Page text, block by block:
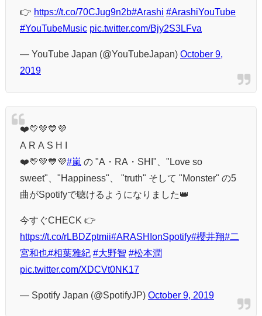
👉 https://t.co/70CJug9n2b#Arashi #ArashiYouTube
#YouTubeMusic pic.twitter.com/Bjy2S3LFva
— YouTube Japan (@YouTubeJapan) October 9,
2019
❤️💛💚💙💜
A R A S H I
❤️💛💚💙💜#嵐 の "A・RA・SHI"、"Love so
sweet"、"Happiness"、 "truth" そして "Monster" の5
曲がSpotifyで聴けるようになりました👑
今すぐCHECK 👉
https://t.co/rLBDZptmii#ARASHIonSpotify#櫻井翔#二
宮和也#相葉雅紀 #大野智 #松本潤
pic.twitter.com/XDCVt0NK17
— Spotify Japan (@SpotifyJP) October 9, 2019